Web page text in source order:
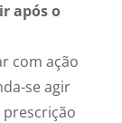
após o
com ação
se agir